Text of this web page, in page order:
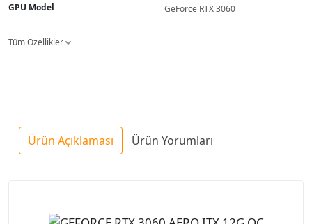
GPU Model
GeForce RTX 3060
Tüm Özellikler
Ürün Açıklaması Ürün Yorumları